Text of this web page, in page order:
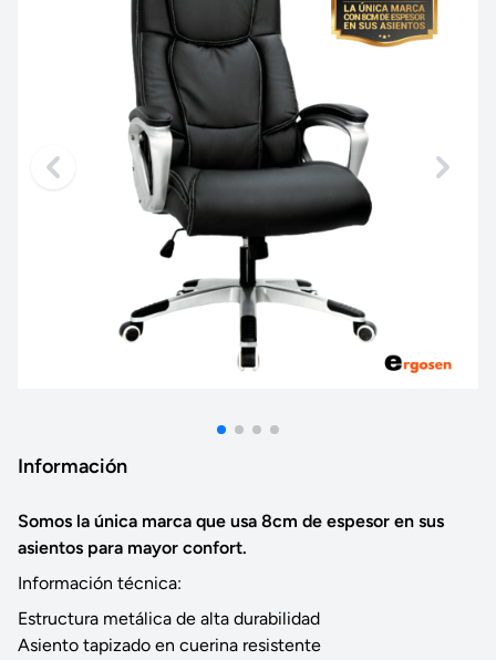
Información
Somos la única marca que usa 8cm de espesor en sus
asientos para mayor confort.
Información técnica:
Estructura metálica de alta durabilidad
Asiento tapizado en cuerina resistente